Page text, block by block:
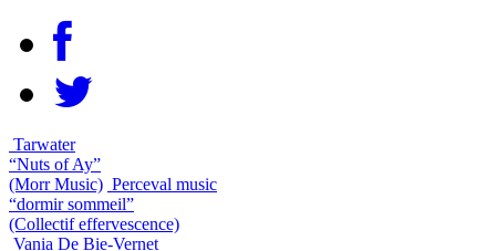
Tarwater
“Nuts of Ay”
(Morr Music) Perceval music
“dormir sommeil”
(Collectif effervescence)
Vania De Bie-Vernet